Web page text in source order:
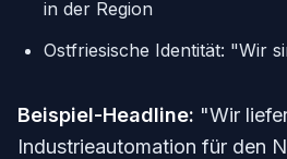
in der Region
Ostfriesische Identität: "Wir
Beispiel-Headline: "Wir
Industrieautomation für den